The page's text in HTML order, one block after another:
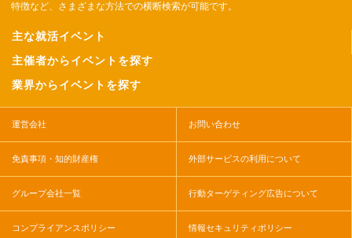
特徴など、さまざまな方法での横断検索が可能です。
主な就活イベント
主催者からイベントを探す
業界からイベントを探す
運営会社 お問い合わせ
免責事項・知的財産権 外部サービスの利用について
グループ会社一覧 行動ターゲティング広告について
コンプライアンスポリシー 情報セキュリティポリシー